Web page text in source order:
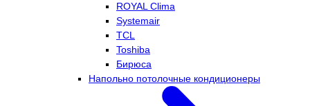
ROYAL Clima
Systemair
TCL
Toshiba
Бирюса
Напольно потолочные кондиционеры